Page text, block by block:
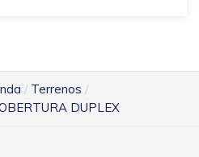
Terrenos
DUPLEX